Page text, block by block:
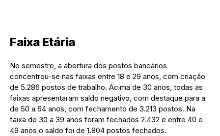
Faixa Etária
No semestre, a abertura dos postos bancários
concentrou-se nas faixas entre 18 e 29 anos, com criação
de 5.286 postos de trabalho. Acima de 30 anos, todas as
faixas apresentaram saldo negativo, com destaque para a
de 50 a 64 anos, com fechamento de 3.213 postos. Na
faixa de 30 a 39 anos foram fechados 2.432 e entre 40 e
49 anos o saldo foi de 1.804 postos fechados.